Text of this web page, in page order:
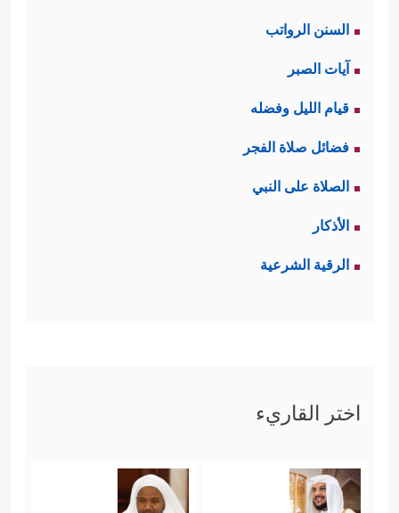
السنن الرواتب
آيات الصبر
قيام الليل وفضله
فضائل صلاة الفجر
الصلاة على النبي
الأذكار
الرقية الشرعية
اختر القاريء